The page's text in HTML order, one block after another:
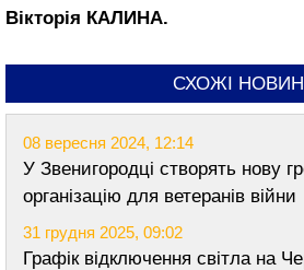
Вікторія КАЛИНА.
СХОЖІ
08 вересня 2024, 12:14
У Звенигородці створять нову
організацію для ветеранів війни
31 грудня 2025, 09:02
Графік відключення світла на